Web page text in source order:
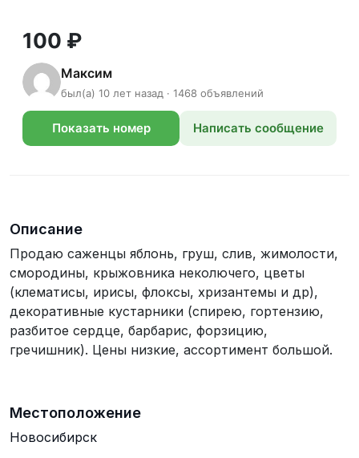
100 ₽
Максим
был(а) 10 лет назад · 1468 объявлений
Показать номер Написать сообщение
Описание
Продаю саженцы яблонь, груш, слив, жимолости,
смородины, крыжовника неколючего, цветы
(клематисы, ирисы, флоксы, хризантемы и др),
декоративные кустарники (спирею, гортензию,
разбитое сердце, барбарис, форзицию,
гречишник). Цены низкие, ассортимент большой.
Местоположение
Новосибирск